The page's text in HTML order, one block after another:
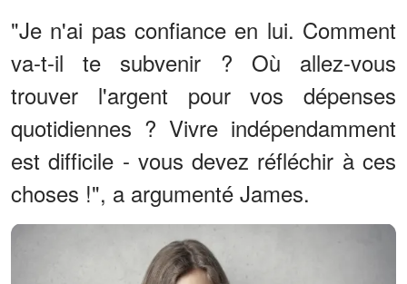
"Je n'ai pas confiance en lui. Comment
va-t-il te subvenir ? Où allez-vous
trouver l'argent pour vos dépenses
quotidiennes ? Vivre indépendamment
est difficile - vous devez réfléchir à ces
choses !", a argumenté James.